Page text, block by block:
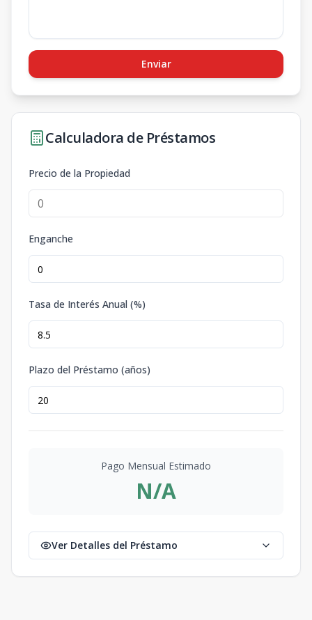
Enviar
Calculadora de Préstamos
Precio de la Propiedad
Enganche
Tasa de Interés Anual (%)
Plazo del Préstamo (años)
Pago Mensual Estimado
N/A
Ver Detalles del Préstamo